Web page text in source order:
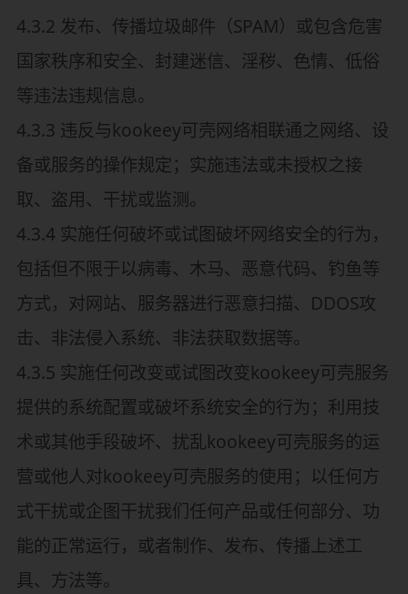
4.3.2 发布、传播垃圾邮件（SPAM）或包含危害
国家秩序和安全、封建迷信、淫秽、色情、低俗
等违法违规信息。
4.3.3 违反与kookeey可壳网络相联通之网络、设
备或服务的操作规定；实施违法或未授权之接
取、盗用、干扰或监测。
4.3.4 实施任何破坏或试图破坏网络安全的行为，
包括但不限于以病毒、木马、恶意代码、钓鱼等
方式，对网站、服务器进行恶意扫描、DDOS攻
击、非法侵入系统、非法获取数据等。
4.3.5 实施任何改变或试图改变kookeey可壳服务
提供的系统配置或破坏系统安全的行为；利用技
术或其他手段破坏、扰乱kookeey可壳服务的运
营或他人对kookeey可壳服务的使用；以任何方
式干扰或企图干扰我们任何产品或任何部分、功
能的正常运行，或者制作、发布、传播上述工
具、方法等。